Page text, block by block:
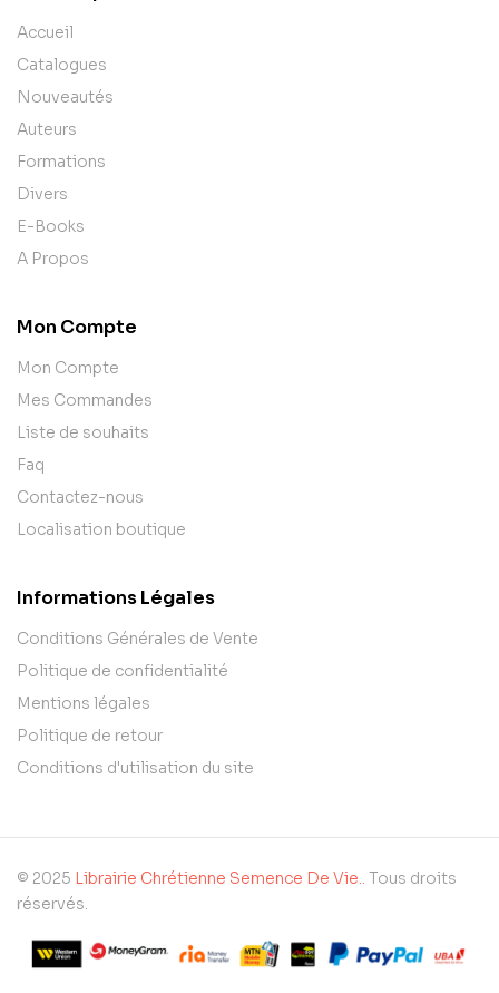
Accueil
Catalogues
Nouveautés
Auteurs
Formations
Divers
E-Books
A Propos
Mon Compte
Mon Compte
Mes Commandes
Liste de souhaits
Faq
Contactez-nous
Localisation boutique
Informations Légales
Conditions Générales de Vente
Politique de confidentialité
Mentions légales
Politique de retour
Conditions d'utilisation du site
© 2025 Librairie Chrétienne Semence De Vie.. Tous droits
réservés.